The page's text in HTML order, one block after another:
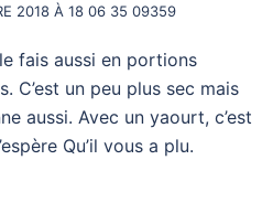
2018 À 18 06 35 09359
fais aussi en portions
C’est un peu plus sec mais
aussi. Avec un yaourt, c’est
Qu’il vous a plu.